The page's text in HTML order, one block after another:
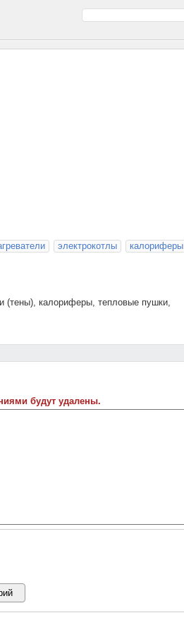
электрокотлы
калориферы
(тены), калориферы, тепловые пушки,
будут удалены.